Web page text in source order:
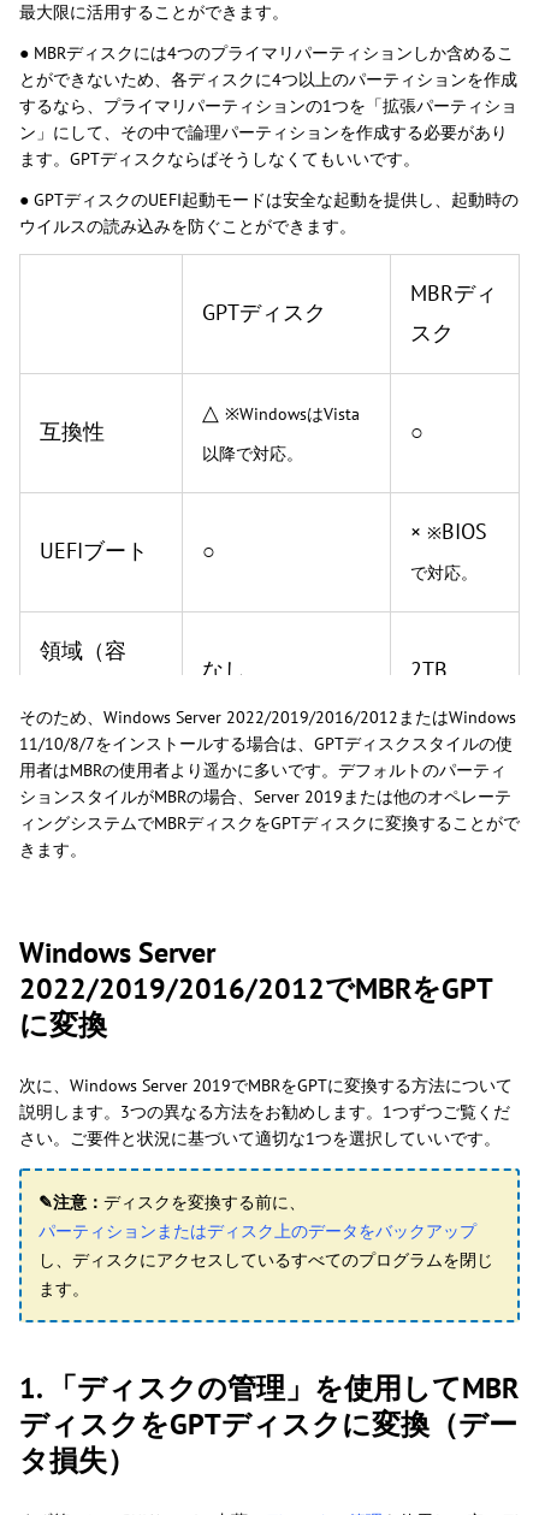
最大限に活用することができます。
● MBRディスクには4つのプライマリパーティションしか含めるこ
とができないため、各ディスクに4つ以上のパーティションを作成
するなら、プライマリパーティションの1つを「拡張パーティショ
ン」にして、その中で論理パーティションを作成する必要があり
ます。GPTディスクならばそうしなくてもいいです。
● GPTディスクのUEFI起動モードは安全な起動を提供し、起動時の
ウイルスの読み込みを防ぐことができます。
GPTディスク
MBRディ
スク
互換性
△ ※WindowsはVista
以降で対応。
○
UEFIブート ○
× ※BIOS
で対応。
領域（容
なし 2TB
パーティシ
ョンの数
最大128 最大4
そのため、Windows Server 2022/2019/2016/2012またはWindows
11/10/8/7をインストールする場合は、GPTディスクスタイルの使
用者はMBRの使用者より遥かに多いです。デフォルトのパーティ
ションスタイルがMBRの場合、Server 2019または他のオペレーテ
ィングシステムでMBRディスクをGPTディスクに変換することがで
きます。
Windows Server
2022/2019/2016/2012でMBRをGPT
に変換
次に、Windows Server 2019でMBRをGPTに変換する方法について
説明します。3つの異なる方法をお勧めします。1つずつご覧くだ
さい。ご要件と状況に基づいて適切な1つを選択していいです。
✎注意： ディスクを変換する前に、
パーティションまたはディスク上のデータをバックアップ
し、ディスクにアクセスしているすべてのプログラムを閉じ
ます。
1. 「ディスクの管理」を使用してMBR
ディスクをGPTディスクに変換（デー
タ損失）